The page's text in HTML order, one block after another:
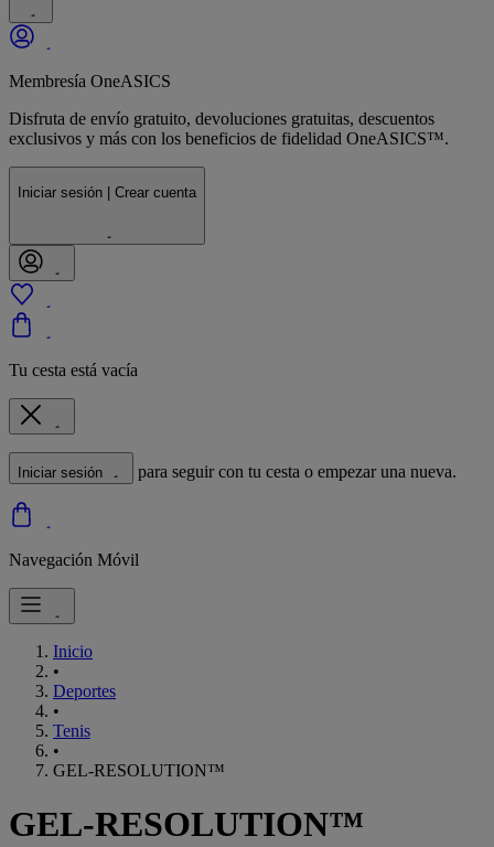
Membresía OneASICS
Disfruta de envío gratuito, devoluciones gratuitas, descuentos
exclusivos y más con los beneficios de fidelidad OneASICS™.
Iniciar sesión | Crear cuenta
Tu cesta está vacía
Iniciar sesión para seguir con tu cesta o empezar una nueva.
Navegación Móvil
Inicio
•
Deportes
•
Tenis
•
GEL-RESOLUTION™
GEL-RESOLUTION™